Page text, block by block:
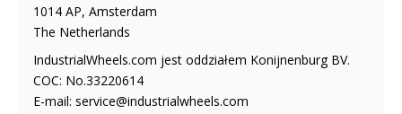
1014 AP, Amsterdam
The Netherlands
IndustrialWheels.com jest oddziałem Konijnenburg BV.
COC: No.33220614
E-mail: service@industrialwheels.com